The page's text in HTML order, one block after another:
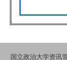
国立政治大学资讯